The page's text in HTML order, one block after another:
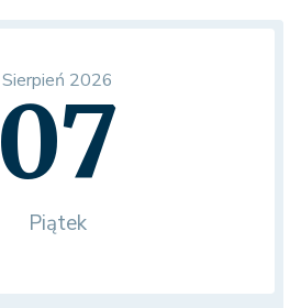
Sierpień 2026
07
Piątek